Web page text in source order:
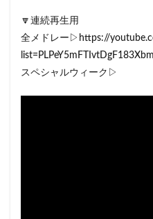
🔽連続再生用
全メドレー▷https://
スペシャルウィーク▷